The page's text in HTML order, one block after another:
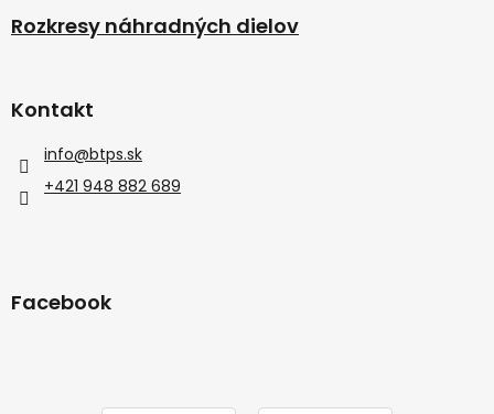
Rozkresy náhradných dielov
Kontakt
info@btps.sk
+421 948 882 689
Facebook